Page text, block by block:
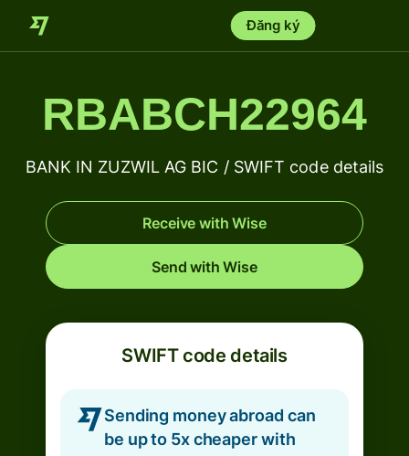
Đăng ký
RBABCH22964
BANK IN ZUZWIL AG BIC / SWIFT code details
Receive with Wise
Send with Wise
SWIFT code details
Sending money abroad can
be up to 5x cheaper with